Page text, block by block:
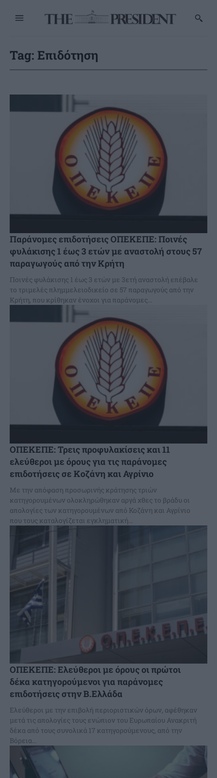
Tag: Επιδότηση
Παράνομες επιδοτήσεις ΟΠΕΚΕΠΕ: Ποινές
φυλάκισης 1 έως 3 ετών με αναστολή στους 57
παραγωγούς από την Κρήτη
Ποινές φυλάκισης 1 έως 3 ετών με 3ετή αναστολή επέβαλε
το τριμελές πλημμελειοδικείο σε 57 παραγωγούς από την
Κρήτη, που κρίθηκαν ένοχοι για παράνομες...
ΟΠΕΚΕΠΕ: Τρεις προφυλακίσεις και 11
ελεύθεροι με όρους για τις παράνομες
επιδοτήσεις σε Κοζάνη και Αγρίνιο
Με την απόφαση προσωρινής κράτησης τριών
κατηγορουμένων ολοκληρώθηκαν αργά χθες το βράδυ οι
απολογίες των κατηγορουμένων από Κοζάνη και Αγρίνιο
που τους καταλογίζεται εγκληματική...
ΟΠΕΚΕΠΕ: Ελεύθεροι με όρους οι πρώτοι
δέκα κατηγορούμενοι για παράνομες
επιδοτήσεις στην Β.Ελλάδα
Ελεύθεροι με την επιβολή περιοριστικών όρων, αφέθηκαν
μετά τις απολογίες τους ενώπιον του Ευρωπαίου Ανακριτή
δέκα από τους συνολικά 17 κατηγορούμενους, από την
Βόρεια...